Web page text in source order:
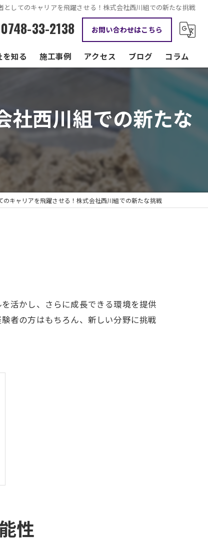
としてのキャリアを飛躍させる！株式会社西川組での新たな挑戦
0748-33-2138 お問い合わせはこちら
を知る
員
やすい
施工事例 アクセス ブログ コラム
社西川組での新たな
のキャリアを飛躍させる！株式会社西川組での新たな挑戦
活かし、さらに成長できる環境を提供
者の方はもちろん、新しい分野に挑戦
性